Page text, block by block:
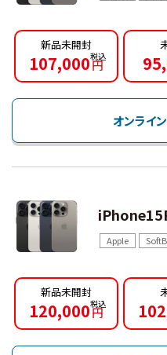
新品未開封
107,000円
オンライ
Apple
新品未開封
120,000円